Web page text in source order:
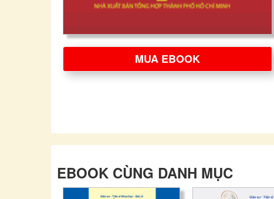
MUA EBOOK
EBOOK CÙNG DANH MỤC